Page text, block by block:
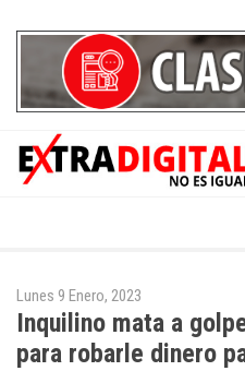
Lunes 9 Enero, 2023
Inquilino mata a
para robarle dinero